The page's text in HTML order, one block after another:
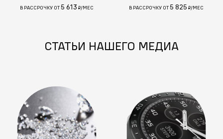
В РАССРОЧКУ ОТ5 613 ₽/МЕС В РАССРОЧКУ ОТ5 825 ₽/МЕС
СТАТЬИ НАШЕГО МЕДИА